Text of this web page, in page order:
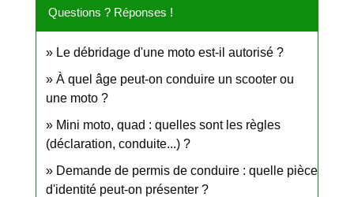
Questions ? Réponses !
Le débridage d'une moto est-il autorisé ?
À quel âge peut-on conduire un scooter ou
une moto ?
Mini moto, quad : quelles sont les règles
(déclaration, conduite...) ?
Demande de permis de conduire : quelle pièce
d'identité peut-on présenter ?